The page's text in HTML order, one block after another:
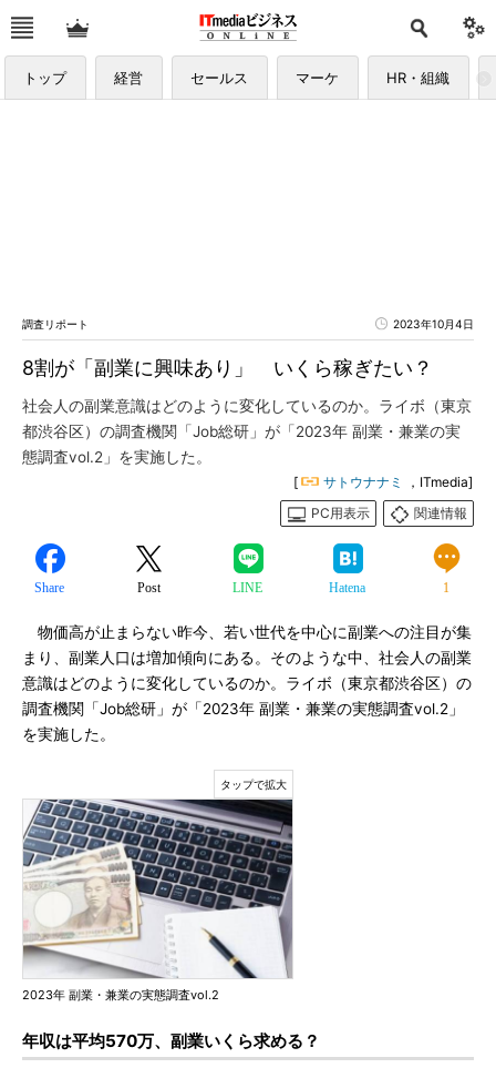
トップ 経営 セールス マーケ HR・組織
調査リポート 2023年10月4日
8割が「副業に興味あり」 いくら稼ぎたい？
社会人の副業意識はどのように変化しているのか。ライボ（東京
都渋谷区）の調査機関「Job総研」が「2023年 副業・兼業の実
態調査vol.2」を実施した。
[ サトウナナミ
，ITmedia]
PC用表示
関連情報
Share Post LINE Hatena 1
物価高が止まらない昨今、若い世代を中心に副業への注目が集
まり、副業人口は増加傾向にある。そのような中、社会人の副業
意識はどのように変化しているのか。ライボ（東京都渋谷区）の
調査機関「Job総研」が「2023年 副業・兼業の実態調査vol.2」
を実施した。
2023年 副業・兼業の実態調査vol.2
年収は平均570万、副業いくら求める？